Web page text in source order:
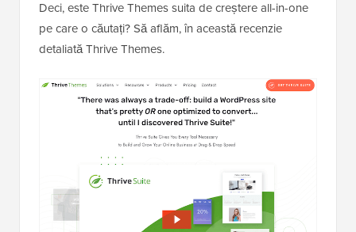
Deci, este Thrive Themes suita de creștere all-in-one
pe care o căutați? Să aflăm, în această recenzie
detaliată Thrive Themes.